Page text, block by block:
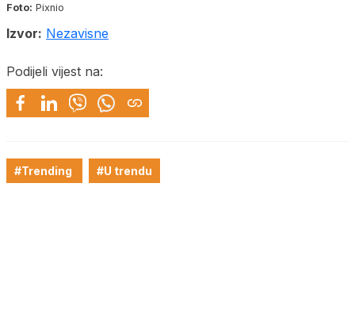
Foto: Pixnio
Izvor: Nezavisne
Podijeli vijest na:
#Trending #U trendu